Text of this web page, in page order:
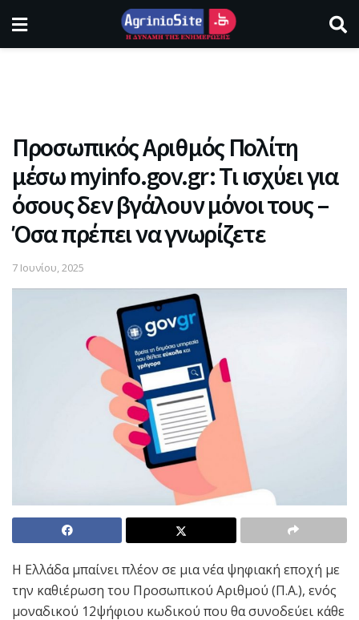
Προσωπικός Αριθμός Πολίτη
μέσω myinfo.gov.gr: Τι ισχύει για
όσους δεν βγάλουν μόνοι τους –
Όσα πρέπει να γνωρίζετε
7 Ιουνίου, 2025
Η Ελλάδα μπαίνει πλέον σε μια νέα ψηφιακή εποχή με
την καθιέρωση του Προσωπικού Αριθμού (Π.Α.), ενός
μοναδικού 12ψήφιου κωδικού που θα συνοδεύει κάθε